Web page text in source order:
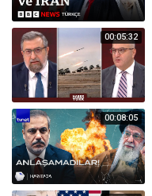
00:05:32
00:08:05